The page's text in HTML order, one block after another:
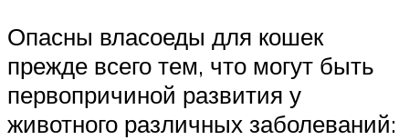
Опасны власоеды для кошек
прежде всего тем, что могут быть
первопричиной развития у
животного различных заболеваний: